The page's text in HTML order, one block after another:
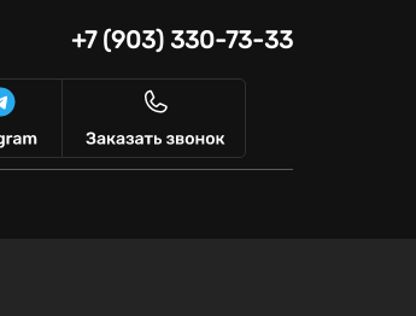
+7 (903) 330-73-33